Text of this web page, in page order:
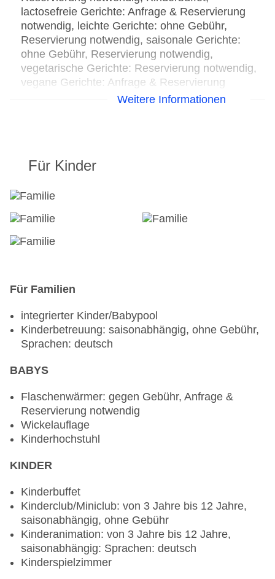
lactosefreie Gerichte: Anfrage & Reservierung
notwendig, leichte Gerichte: ohne Gebühr,
Reservierung notwendig, saisonale Gerichte:
ohne Gebühr, Reservierung notwendig,
vegetarische Gerichte: Reservierung notwendig,
vegane Gerichte: Anfrage & Reservierung
notwendig, Buffet, Menüwahl, gegen Gebühr, mit
Weitere Informationen
Für Kinder
Für Familien
integrierter Kinder/Babypool
Kinderbetreuung: saisonabhängig, ohne Gebühr,
Sprachen: deutsch
BABYS
Flaschenwärmer: gegen Gebühr, Anfrage &
Reservierung notwendig
Wickelauflage
Kinderhochstuhl
KINDER
Kinderbuffet
Kinderclub/Miniclub: von 3 Jahre bis 12 Jahre,
saisonabhängig, ohne Gebühr
Kinderanimation: von 3 Jahre bis 12 Jahre,
saisonabhängig: Sprachen: deutsch
Kinderspielzimmer